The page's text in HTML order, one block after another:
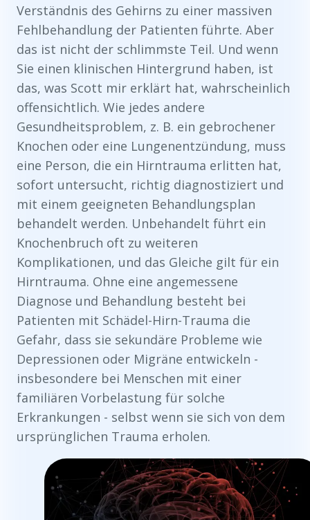
Verständnis des Gehirns zu einer massiven
Fehlbehandlung der Patienten führte. Aber
das ist nicht der schlimmste Teil. Und wenn
Sie einen klinischen Hintergrund haben, ist
das, was Scott mir erklärt hat, wahrscheinlich
offensichtlich. Wie jedes andere
Gesundheitsproblem, z. B. ein gebrochener
Knochen oder eine Lungenentzündung, muss
eine Person, die ein Hirntrauma erlitten hat,
sofort untersucht, richtig diagnostiziert und
mit einem geeigneten Behandlungsplan
behandelt werden. Unbehandelt führt ein
Knochenbruch oft zu weiteren
Komplikationen, und das Gleiche gilt für ein
Hirntrauma. Ohne eine angemessene
Diagnose und Behandlung besteht bei
Patienten mit Schädel-Hirn-Trauma die
Gefahr, dass sie sekundäre Probleme wie
Depressionen oder Migräne entwickeln -
insbesondere bei Menschen mit einer
familiären Vorbelastung für solche
Erkrankungen - selbst wenn sie sich von dem
ursprünglichen Trauma erholen.